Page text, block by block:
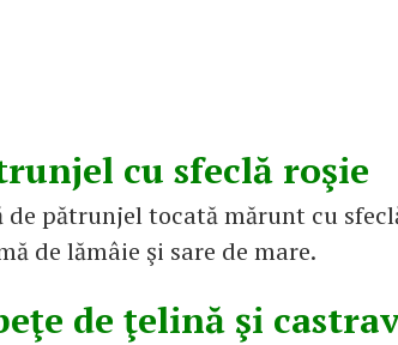
cu sfeclă roşie
de pătrunjel tocată mărunt cu
de lămâie şi sare de mare.
de ţelină şi